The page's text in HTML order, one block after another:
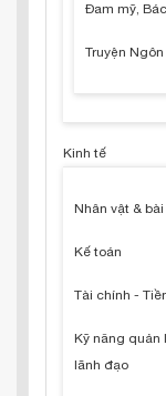
Đam mỹ,
Truyện
Kinh tế
Nhân vật &
Kế toán
Tài chính -
Kỹ năng quản
lãnh đạo